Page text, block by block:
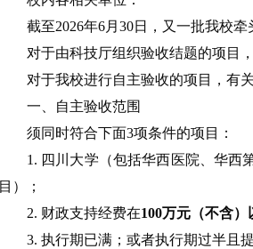
截至2026年6月30日，又一批我校
对于由科技厅组织验收结题的项目
对于我校进行自主验收的项目，有
一、自主验收范围
须同时符合下面3项条件的项目：
1. 四川大学（包括华西医院、华西
目）；
2. 财政支持经费在100万元（不含）
3. 执行期已满；或者执行期过半且